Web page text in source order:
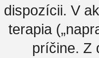
dispozícii. V
terapia
príčine. Z